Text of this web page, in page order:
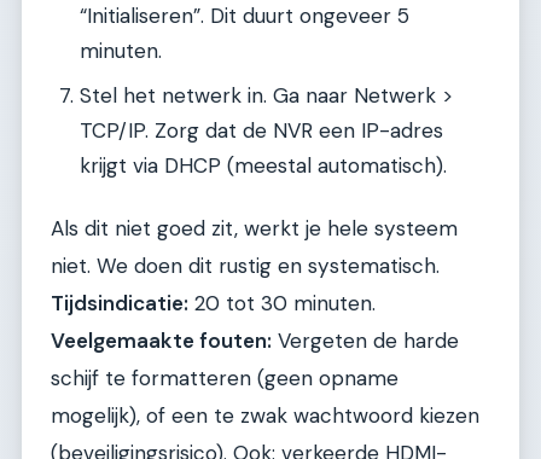
“Initialiseren”. Dit duurt ongeveer 5
minuten.
Stel het netwerk in. Ga naar Netwerk >
TCP/IP. Zorg dat de NVR een IP-adres
krijgt via DHCP (meestal automatisch).
Als dit niet goed zit, werkt je hele systeem
niet. We doen dit rustig en systematisch.
Tijdsindicatie: 20 tot 30 minuten.
Veelgemaakte fouten: Vergeten de harde
schijf te formatteren (geen opname
mogelijk), of een te zwak wachtwoord kiezen
(beveiligingsrisico). Ook: verkeerde HDMI-